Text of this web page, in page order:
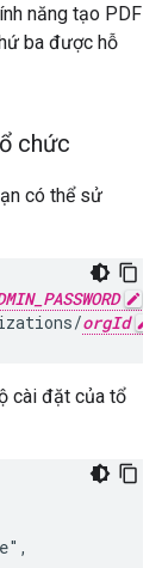
năng tạo PDF
ba được hỗ
chức
có thể sử
\
orgId
cài đặt của tổ